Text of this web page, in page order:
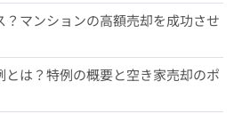
マンションの高額売却を成功させ
は？特例の概要と空き家売却のポ